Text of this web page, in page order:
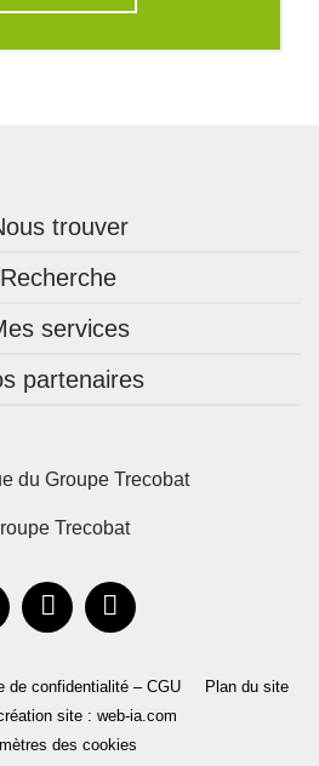
trouver
une agence
Bretagne
de la Loire
Occitanie
Recherche
annonces
+ terrain
services
Trecobois
un proche!
partenaires
du Groupe Trecobat
de confidentialité – CGU
Plan du site
site : web-ia.com
des cookies